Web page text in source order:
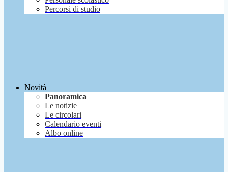
Percorsi di studio
Novità
Panoramica
Le notizie
Le circolari
Calendario eventi
Albo online